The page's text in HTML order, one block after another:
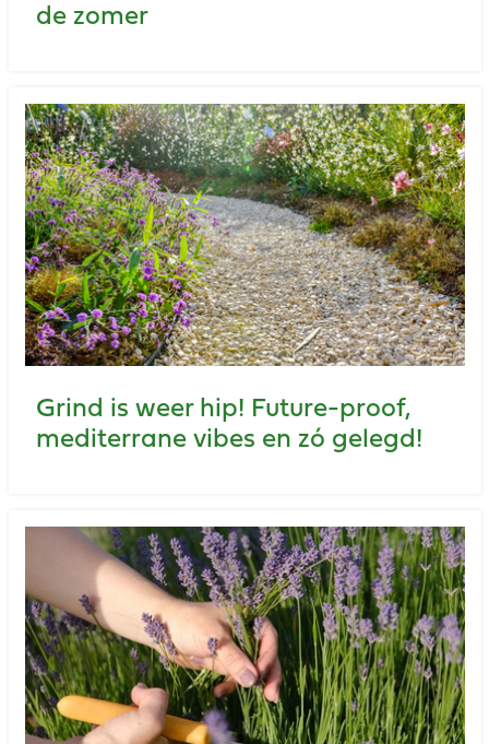
de zomer
Grind is weer hip! Future-proof,
mediterrane vibes en zó gelegd!